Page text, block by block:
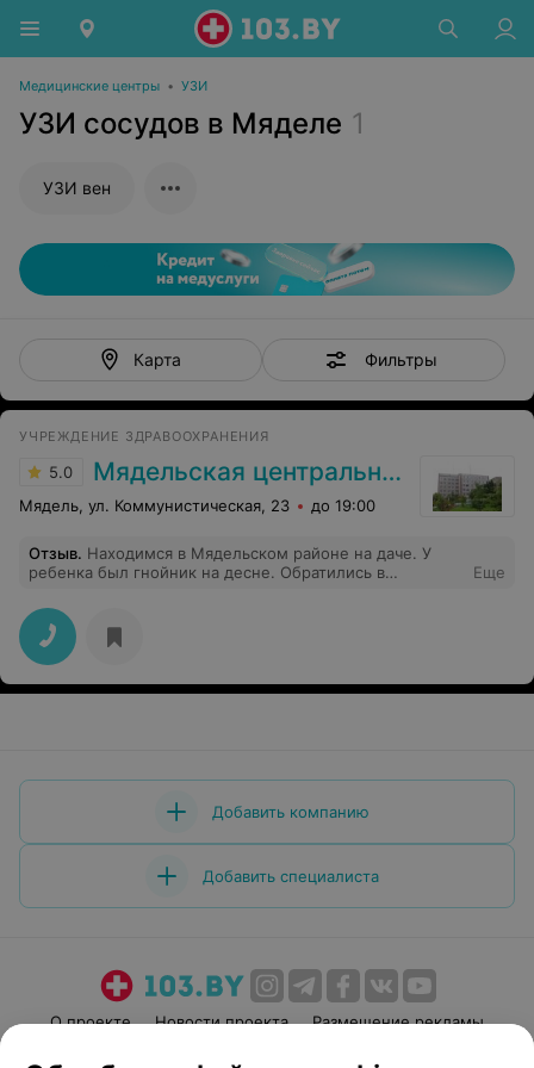
Медицинские центры • УЗИ
УЗИ сосудов в Мяделе 1
УЗИ вен
Карта Фильтры
УЧРЕЖДЕНИЕ ЗДРАВООХРАНЕНИЯ
5.0 Мядельская центральная районная больница
Мядель, ул. Коммунистическая, 23 до 19:00
Отзыв. Находимся в Мядельском районе на даче. У
ребенка был гнойник на десне. Обратились в
Стоматолог быстро обработала десну, дала
рекомендации. Спасибо за оперативность и
вежливость!
Еще
Добавить компанию
Добавить специалиста
О проекте Новости проекта
Размещение рекламы